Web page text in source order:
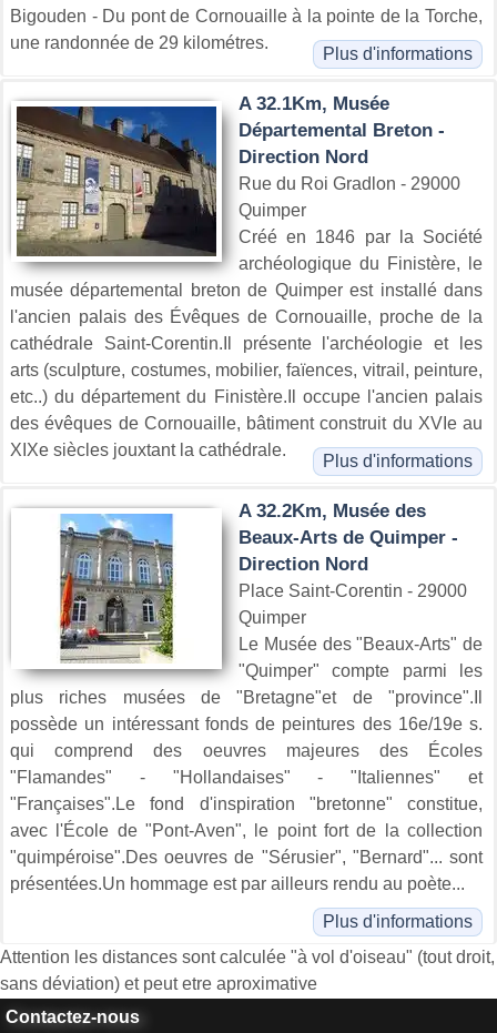
Bigouden - Du pont de Cornouaille à la pointe de la Torche,
une randonnée de 29 kilométres.
Plus d'informations
A 32.1Km, Musée
Départemental Breton -
Direction Nord
Rue du Roi Gradlon - 29000
Quimper
Créé en 1846 par la Société
archéologique du Finistère, le
musée départemental breton de Quimper est installé dans
l'ancien palais des Évêques de Cornouaille, proche de la
cathédrale Saint-Corentin.Il présente l'archéologie et les
arts (sculpture, costumes, mobilier, faïences, vitrail, peinture,
etc..) du département du Finistère.Il occupe l'ancien palais
des évêques de Cornouaille, bâtiment construit du XVIe au
XIXe siècles jouxtant la cathédrale.
Plus d'informations
A 32.2Km, Musée des
Beaux-Arts de Quimper -
Direction Nord
Place Saint-Corentin - 29000
Quimper
Le Musée des "Beaux-Arts" de
"Quimper" compte parmi les
plus riches musées de "Bretagne"et de "province".Il
possède un intéressant fonds de peintures des 16e/19e s.
qui comprend des oeuvres majeures des Écoles
"Flamandes" - "Hollandaises" - "Italiennes" et
"Françaises".Le fond d'inspiration "bretonne" constitue,
avec l'École de "Pont-Aven", le point fort de la collection
"quimpéroise".Des oeuvres de "Sérusier", "Bernard"... sont
présentées.Un hommage est par ailleurs rendu au poète...
Plus d'informations
Attention les distances sont calculée "à vol d'oiseau" (tout droit,
sans déviation) et peut etre aproximative
Contactez-nous